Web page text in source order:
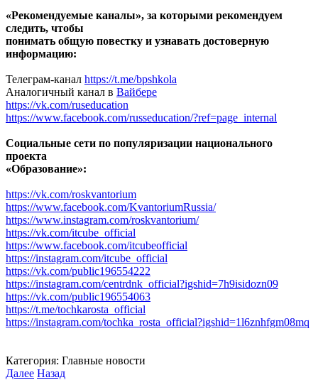
«Рекомендуемые каналы», за которыми рекомендуем
следить, чтобы
понимать общую повестку и узнавать достоверную
информацию:
Телеграм-канал https://t.me/bpshkola
Аналогичный канал в Вайбере
https://vk.com/ruseducation
https://www.facebook.com/russeducation/?ref=page_internal
Социальные сети по популяризации национального
проекта
«Образование»:
https://vk.com/roskvantorium
https://www.facebook.com/KvantoriumRussia/
https://www.instagram.com/roskvantorium/
https://vk.com/itcube_official
https://www.facebook.com/itcubeofficial
https://instagram.com/itcube_official
https://vk.com/public196554222
https://instagram.com/centrdnk_official?igshid=7h9isidozn09
https://vk.com/public196554063
https://t.me/tochkarosta_official
https://instagram.com/tochka_rosta_official?igshid=1l6znhfgm08mq
Категория: Главные новости
Далее Назад